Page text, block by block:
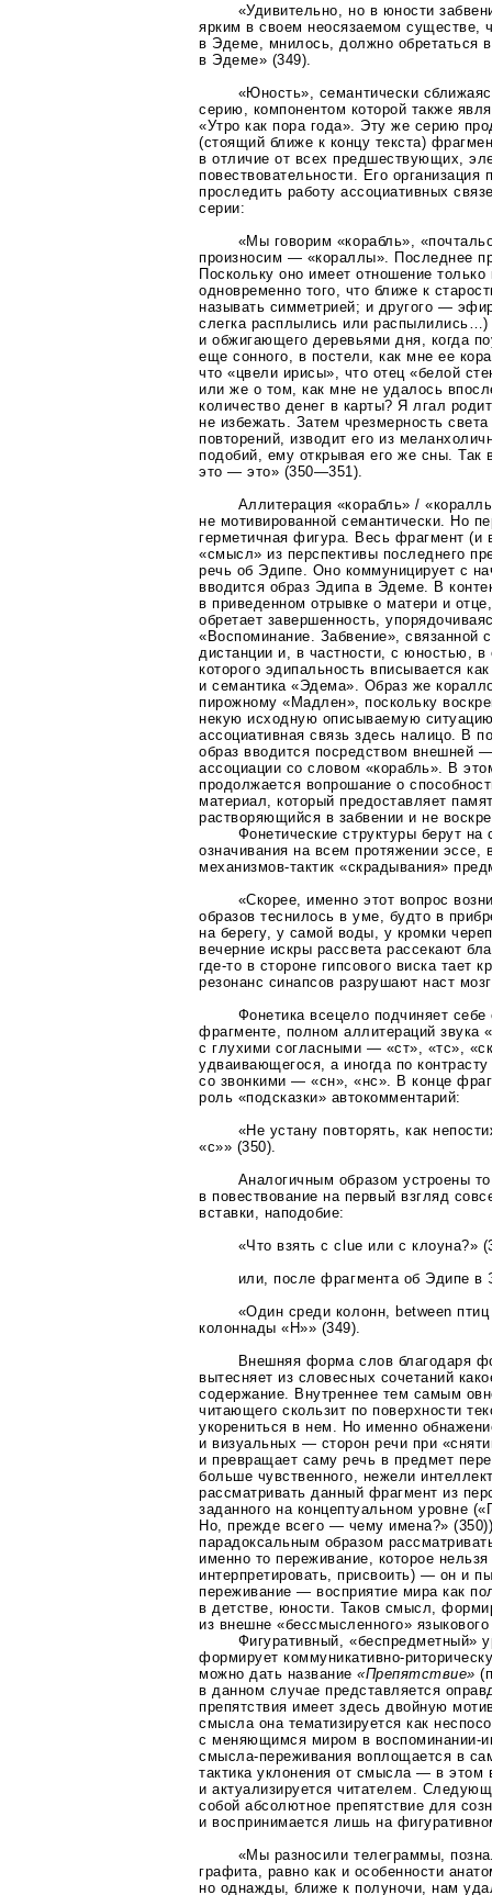
«Удивительно, но в юности
ярким в своем неосязаемом существе,
в Эдеме, мнилось, должно обретаться
в Эдеме» (349).
«Юность», семантически
серию, компонентом которой также
«Утро как пора года». Эту же серию
(стоящий ближе к концу текста)
в отличие от всех предшествующих,
повествовательности. Его организация
проследить работу ассоциативных
серии:
«Мы говорим «корабль»,
произносим — «кораллы». Последнее
Поскольку оно имеет отношение только
одновременно того, что ближе к
называть симметрией; и другого —
слегка расплылись или распылились…)
и обжигающего деревьями дня, когда
еще сонного, в постели, как мне ее
что «цвели ирисы», что отец «белой
или же о том, как мне не удалось
количество денег в карты? Я лгал
не избежать. Затем чрезмерность
повторений, изводит его из
подобий, ему открывая его же сны. Так
это — это» (350—351)
Аллитерация «корабль» /
не мотивированной семантически. Но
герметичная фигура. Весь фрагмент (и
«смысл» из перспективы последнего
речь об Эдипе. Оно коммуницирует с
вводится образ Эдипа в Эдеме. В
в приведенном отрывке о матери и
обретает завершенность,
«Воспоминание. Забвение», связанной
дистанции и, в частности, с юностью, в
которого эдипальность вписывается
и семантика «Эдема». Образ же
пирожному «Мадлен», поскольку
некую исходную описываемую
ассоциативная связь здесь налицо. В
образ вводится посредством внешней
ассоциации со словом «корабль». В
продолжается вопрошание о
материал, который предоставляет
растворяющийся в забвении и не
Фонетические структуры берут
означивания на всем протяжении эссе,
механизмов-тактик «скрадывания»
«Скорее, именно этот вопрос
образов теснилось в уме, будто в
на берегу, у самой воды, у кромки
вечерние искры рассвета рассекают
где-то в стороне гипсового виска тает
резонанс синапсов разрушают наст
Фонетика всецело подчиняет
фрагменте, полном аллитераций звука
с глухими согласными — «ст», «тс»,
удваивающегося, а иногда по
со звонкими — «сн», «нс». В конце
роль «подсказки» автокомментарий:
«Не устану повторять, как
«с»» (350).
Аналогичным образом устроены
в повествование на первый взгляд
вставки, наподобие:
«Что взять с clue или с клоуна?»
или, после фрагмента об Эдипе в
«Один среди колонн, between
колоннады «Н»» (349).
Внешняя форма слов благодаря
вытесняет из словесных сочетаний
содержание. Внутреннее тем самым
читающего скользит по поверхности
укорениться в нем. Но именно
и визуальных — сторон речи при
и превращает саму речь в предмет
больше чувственного, нежели
рассматривать данный фрагмент из
заданного на концептуальном уровне
Но, прежде всего — чему имена?»
парадоксальным образом
именно то переживание, которое
интерпретировать, присвоить) — он и
переживание — восприятие мира как
в детстве, юности. Таков смысл,
из внешне «бессмысленного»
Фигуративный, «беспредметный»
формируеткоммуникативно-
можно дать название«Препятствие»
в данном случае представляется
препятствия имеет здесь двойную
смысла она тематизируется как
с меняющимся миром в воспоминании-
смысла-переживания воплощается в
тактика уклонения от смысла — в этом
и актуализируется читателем.
собой абсолютное препятствие для
и воспринимается лишь на
«Мы разносили телеграммы,
графита, равно как и особенности
но однажды, ближе к полуночи, нам